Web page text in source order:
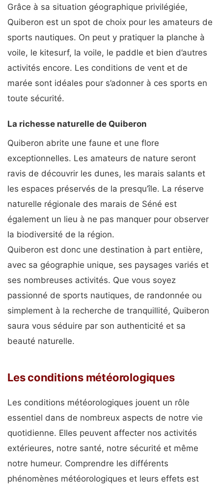
Grâce à sa situation géographique privilégiée,
Quiberon est un spot de choix pour les amateurs de
sports nautiques. On peut y pratiquer la planche à
voile, le kitesurf, la voile, le paddle et bien d’autres
activités encore. Les conditions de vent et de
marée sont idéales pour s’adonner à ces sports en
toute sécurité.
La richesse naturelle de Quiberon
Quiberon abrite une faune et une flore
exceptionnelles. Les amateurs de nature seront
ravis de découvrir les dunes, les marais salants et
les espaces préservés de la presqu’île. La réserve
naturelle régionale des marais de Séné est
également un lieu à ne pas manquer pour observer
la biodiversité de la région.
Quiberon est donc une destination à part entière,
avec sa géographie unique, ses paysages variés et
ses nombreuses activités. Que vous soyez
passionné de sports nautiques, de randonnée ou
simplement à la recherche de tranquillité, Quiberon
saura vous séduire par son authenticité et sa
beauté naturelle.
Les conditions météorologiques
Les conditions météorologiques jouent un rôle
essentiel dans de nombreux aspects de notre vie
quotidienne. Elles peuvent affecter nos activités
extérieures, notre santé, notre sécurité et même
notre humeur. Comprendre les différents
phénomènes météorologiques et leurs effets est